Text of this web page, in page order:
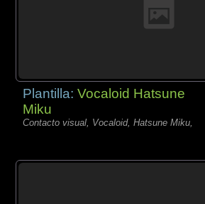
Plantilla:Vocaloid Hatsune
Miku
Contacto visual, Vocaloid, Hatsune Miku,